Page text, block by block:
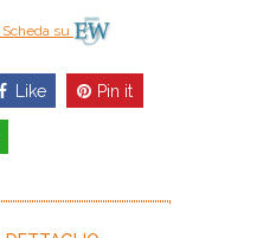
Scheda su
Like Pin it